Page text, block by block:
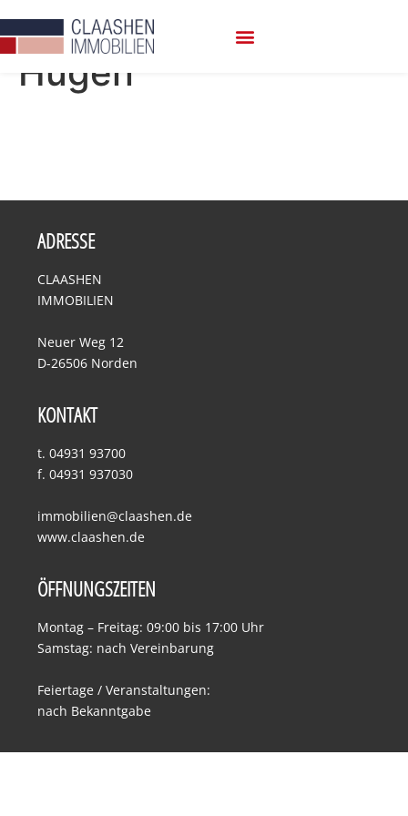
Makler: Herr Gerrit
Hugen
ADRESSE
CLAASHEN
IMMOBILIEN
Neuer Weg 12
D-26506 Norden
KONTAKT
t. 04931 93700
f. 04931 937030
immobilien@claashen.de
www.claashen.de
ÖFFNUNGSZEITEN
Montag – Freitag: 09:00 bis 17:00 Uhr
Samstag: nach Vereinbarung
Feiertage / Veranstaltungen:
nach Bekanntgabe